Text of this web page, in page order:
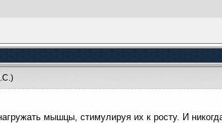
мышцы, стимулируя их к росту. И